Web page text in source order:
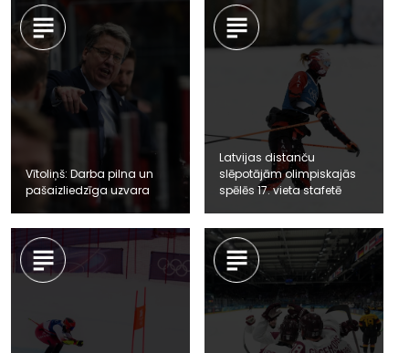
Vītoliņš: Darba pilna un
pašaizliedzīga uzvara
Latvijas distanču
slēpotājām olimpiskajās
spēlēs 17. vieta stafetē